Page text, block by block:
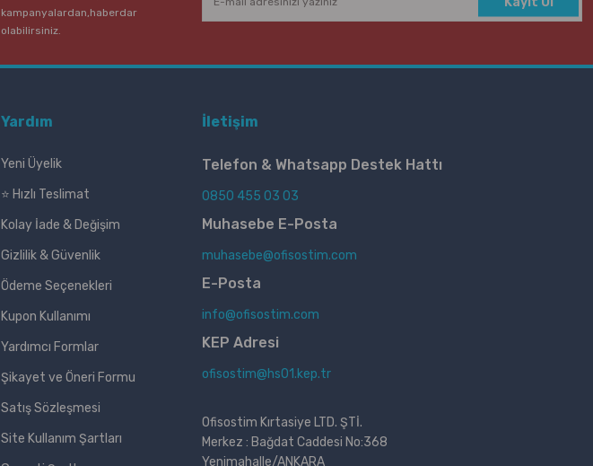
kampanyalardan,haberdar
olabilirsiniz.
Yardım
Yeni Üyelik
⭐ Hızlı Teslimat
Kolay İade & Değişim
Gizlilik & Güvenlik
Ödeme Seçenekleri
Kupon Kullanımı
Yardımcı Formlar
Şikayet ve Öneri Formu
Satış Sözleşmesi
Site Kullanım Şartları
İletişim
Telefon & Whatsapp Destek Hattı
0850 455 03 03
Muhasebe E-Posta
muhasebe@ofisostim.com
E-Posta
info@ofisostim.com
KEP Adresi
ofisostim@hs01.kep.tr
Ofisostim Kırtasiye LTD. ŞTİ.
Merkez : Bağdat Caddesi No:368
Yenimahalle/ANKARA